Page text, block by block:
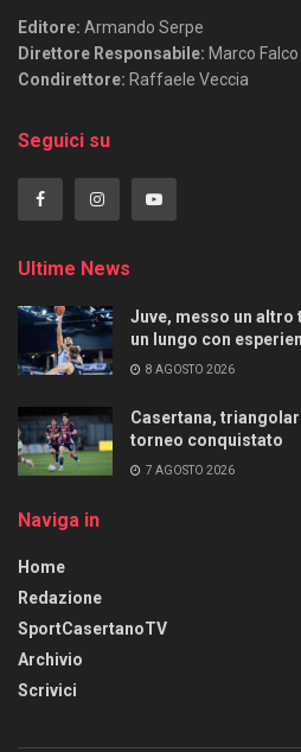
Editore: Armando Serpe
Direttore Responsabile: Marco Falco
Condirettore: Raffaele Veccia
Seguici su
Ultime News
Juve, messo un
un lungo con
8 AGOSTO 2026
Casertana,
torneo conquistato
7 AGOSTO 2026
Naviga in
Home
Redazione
SportCasertanoTV
Archivio
Scrivici